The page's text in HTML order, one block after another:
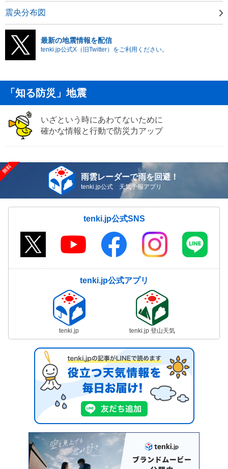
震央分布図
最新の地震情報を配信
tenki.jp公式X（旧Twitter）をご利用ください。
「知る防災」地震
いざという時にあわてないために
確かな情報と行動で防災力アップ
雨雲レーダーで雨を回避！
tenki.jp公式 天気予報アプリ
tenki.jp公式SNS
tenki.jp公式アプリ
tenki.jp tenki.jp 登山天気